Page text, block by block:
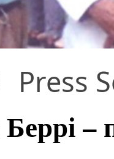
Press
–